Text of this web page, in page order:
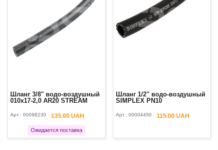
Шланг 3/8" водо-воздушный
010х17-2,0 AR20 STREAM
Арт.: 00098230 135.00 UAH
Ожидается поставка
Шланг 1/2" водо-воздушный
SIMPLEX PN10
Арт.: 00004450 115.00 UAH